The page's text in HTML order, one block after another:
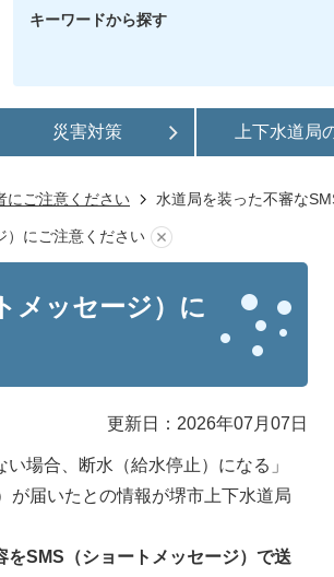
キーワードから探す
災害対策 上下水道局
にご注意ください 水道局を装った不審な
）にご注意ください
メッセージ）に
更新日：2026年07月07日
場合、断水（給水停止）になる」
が届いたとの情報が堺市上下水道局
SMS（ショートメッセージ）で送